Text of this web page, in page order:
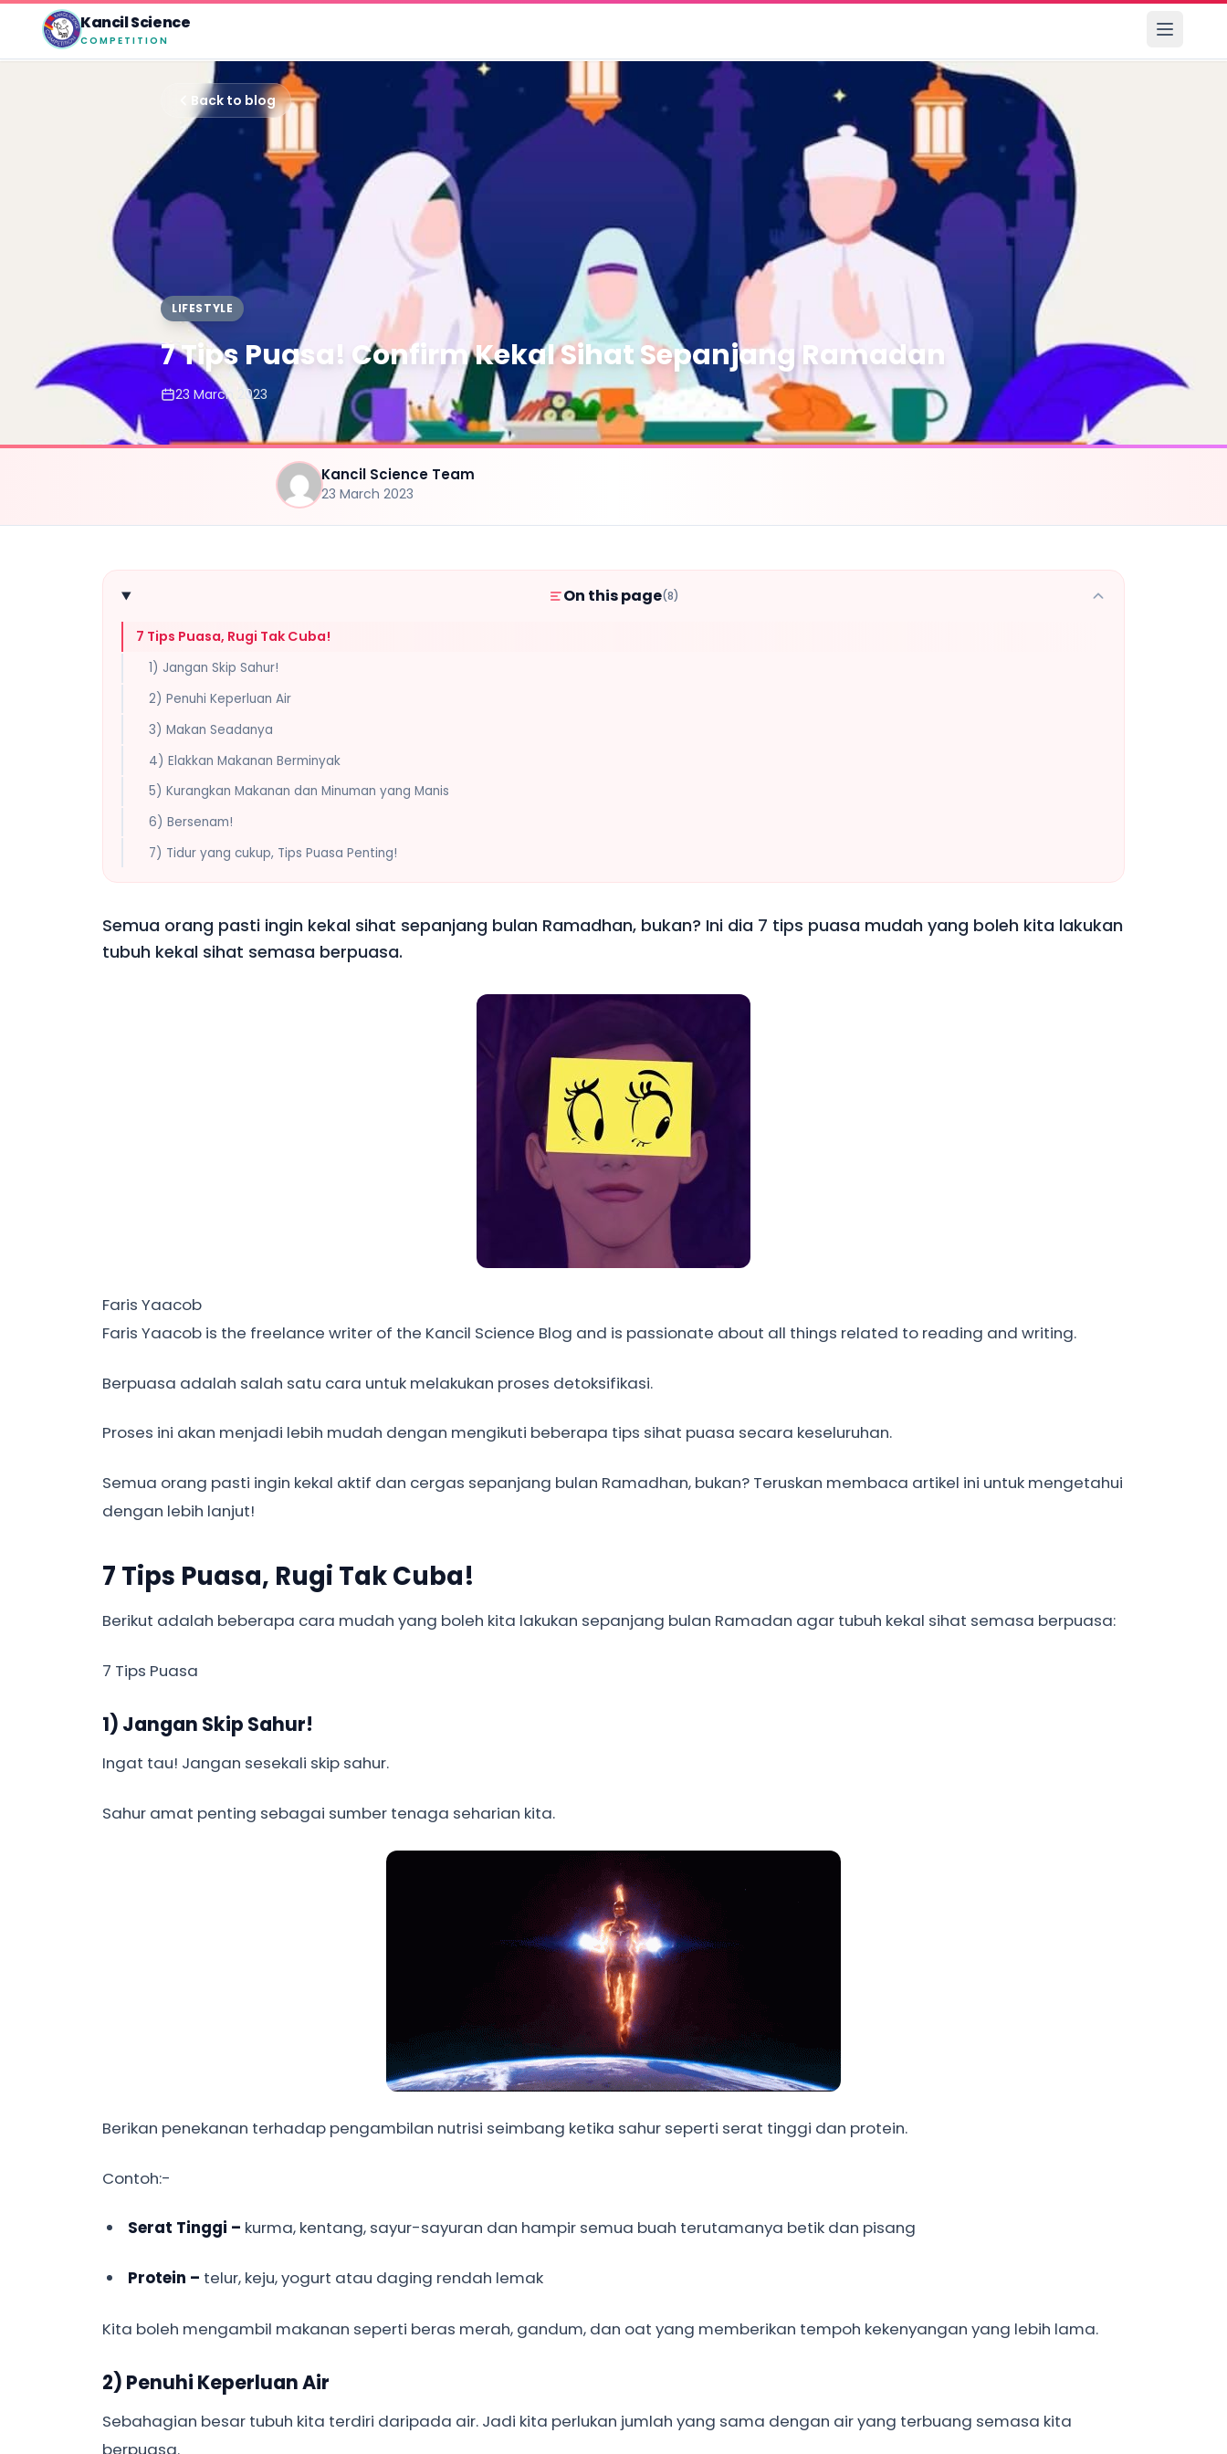
Kancil Science
COMPETITION
Back to blog
LIFESTYLE
7 Tips Puasa! Confirm Kekal Sihat Sepanjang Ramadan
23 March 2023
Kancil Science Team
23 March 2023
On this page(8)
7 Tips Puasa, Rugi Tak Cuba!
1) Jangan Skip Sahur!
2) Penuhi Keperluan Air
3) Makan Seadanya
4) Elakkan Makanan Berminyak
5) Kurangkan Makanan dan Minuman yang Manis
6) Bersenam!
7) Tidur yang cukup, Tips Puasa Penting!
Semua orang pasti ingin kekal sihat sepanjang bulan Ramadhan, bukan? Ini dia 7 tips puasa mudah yang boleh kita lakukan
tubuh kekal sihat semasa berpuasa.
Faris Yaacob
Faris Yaacob is the freelance writer of the Kancil Science Blog and is passionate about all things related to reading and writing.
Berpuasa adalah salah satu cara untuk melakukan proses detoksifikasi.
Proses ini akan menjadi lebih mudah dengan mengikuti beberapa tips sihat puasa secara keseluruhan.
Semua orang pasti ingin kekal aktif dan cergas sepanjang bulan Ramadhan, bukan? Teruskan membaca artikel ini untuk mengetahui
dengan lebih lanjut!
7 Tips Puasa, Rugi Tak Cuba!
Berikut adalah beberapa cara mudah yang boleh kita lakukan sepanjang bulan Ramadan agar tubuh kekal sihat semasa berpuasa:
7 Tips Puasa
1) Jangan Skip Sahur!
Ingat tau! Jangan sesekali skip sahur.
Sahur amat penting sebagai sumber tenaga seharian kita.
Berikan penekanan terhadap pengambilan nutrisi seimbang ketika sahur seperti serat tinggi dan protein.
Contoh:-
Serat Tinggi – kurma, kentang, sayur-sayuran dan hampir semua buah terutamanya betik dan pisang
Protein – telur, keju, yogurt atau daging rendah lemak
Kita boleh mengambil makanan seperti beras merah, gandum, dan oat yang memberikan tempoh kekenyangan yang lebih lama.
2) Penuhi Keperluan Air
Sebahagian besar tubuh kita terdiri daripada air. Jadi kita perlukan jumlah yang sama dengan air yang terbuang semasa kita